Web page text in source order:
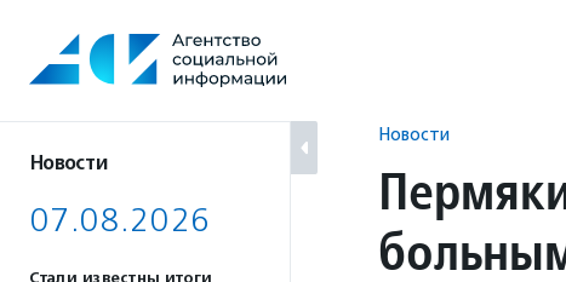
содержанию
Новости
07.08.2026
Новости